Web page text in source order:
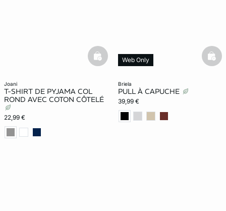
joani
T-SHIRT DE PYJAMA COL
ROND AVEC COTON CÔTELÉ
22,99 €
basketfull
briela
PULL À CAPUCHE
39,99 €
Web Only